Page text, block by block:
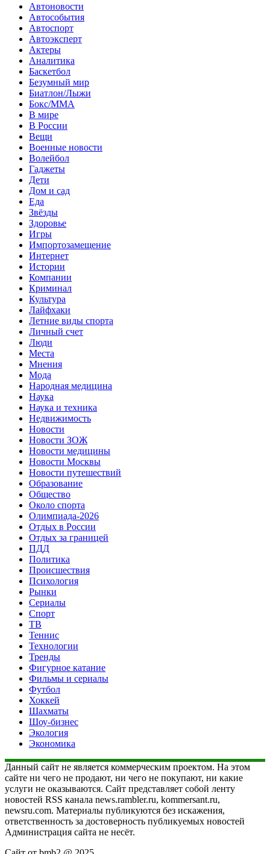
Автоновости
Автособытия
Автоспорт
Автоэксперт
Актеры
Аналитика
Баскетбол
Безумный мир
Биатлон/Лыжи
Бокс/MMA
В мире
В России
Вещи
Военные новости
Волейбол
Гаджеты
Дети
Дом и сад
Еда
Звёзды
Здоровье
Игры
Импортозамещение
Интернет
Истории
Компании
Криминал
Культура
Лайфхаки
Летние виды спорта
Личный счет
Люди
Места
Мнения
Мода
Народная медицина
Наука
Наука и техника
Недвижимость
Новости
Новости ЗОЖ
Новости медицины
Новости Москвы
Новости путешествий
Образование
Общество
Около спорта
Олимпиада-2026
Отдых в России
Отдых за границей
ПДД
Политика
Происшествия
Психология
Рынки
Сериалы
Спорт
ТВ
Теннис
Технологии
Тренды
Фигурное катание
Фильмы и сериалы
Футбол
Хоккей
Шахматы
Шоу-бизнес
Экология
Экономика
Данный сайт не является коммерческим проектом. На этом
сайте ни чего не продают, ни чего не покупают, ни какие
услуги не оказываются. Сайт представляет собой ленту
новостей RSS канала news.rambler.ru, kommersant.ru,
newsru.com. Материалы публикуются без искажения,
ответственность за достоверность публикуемых новостей
Администрация сайта не несёт.